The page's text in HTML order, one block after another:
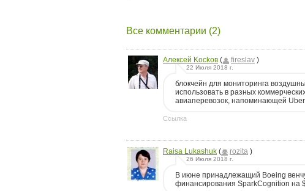
Все комментарии (2)
Aлексей Kockoв ( fireslav )
22 Июля 2018 г.
блокчейн для мониторинга
использовать в разных
авиаперевозок, напоминающей Uber
Ссылка
Raisa Lukashuk ( rozita )
26 Июля 2018 г.
В июне принадлежащий Boeing
финансирования SparkCognition на